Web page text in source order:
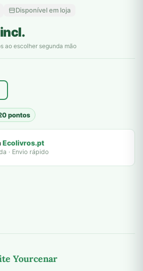
Disponível em loja
ao escolher segunda mão
pontos
Ecolivros.pt
· Envio rápido
Yourcenar